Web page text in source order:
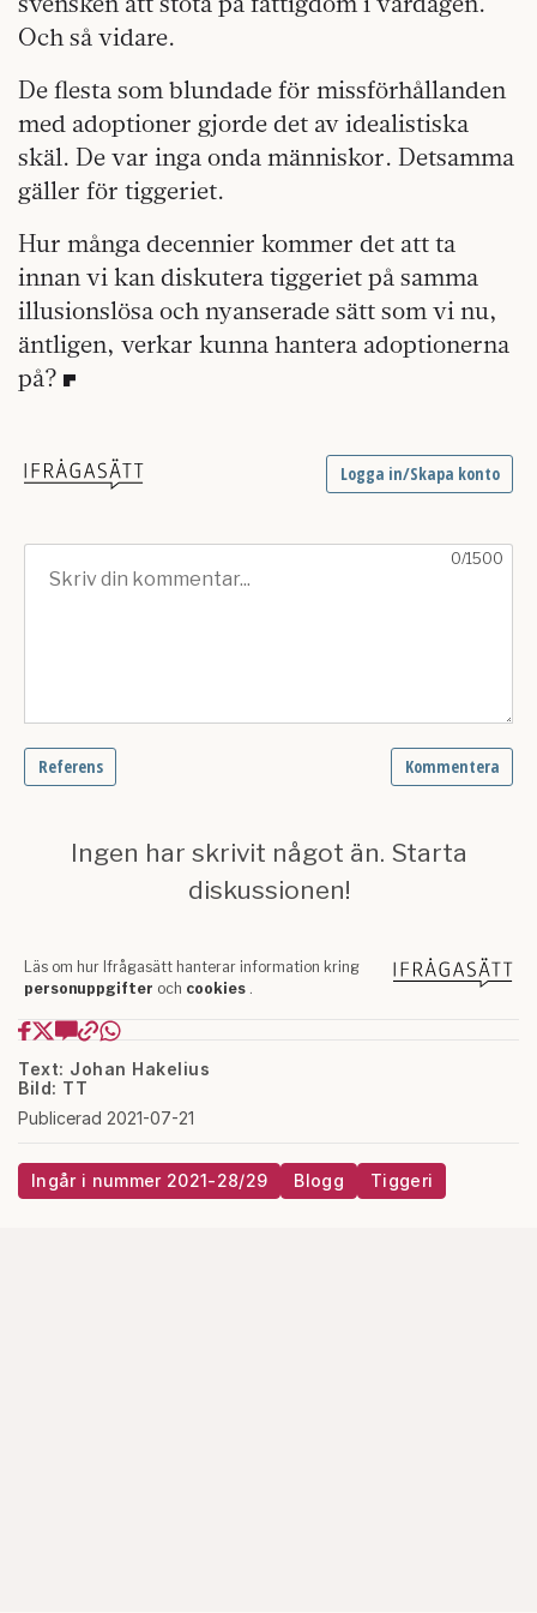
Och så vidare.
De flesta som blundade för missförhållanden
med adoptioner gjorde det av idealistiska
skäl. De var inga onda människor. Detsamma
gäller för tiggeriet.
Hur många decennier kommer det att ta
innan vi kan diskutera tiggeriet på samma
illusionslösa och nyanserade sätt som vi nu,
äntligen, verkar kunna hantera adoptionerna
på?
Text: Johan Hakelius
Bild: TT
Publicerad 2021-07-21
Ingår i nummer 2021-28/29 Blogg Tiggeri